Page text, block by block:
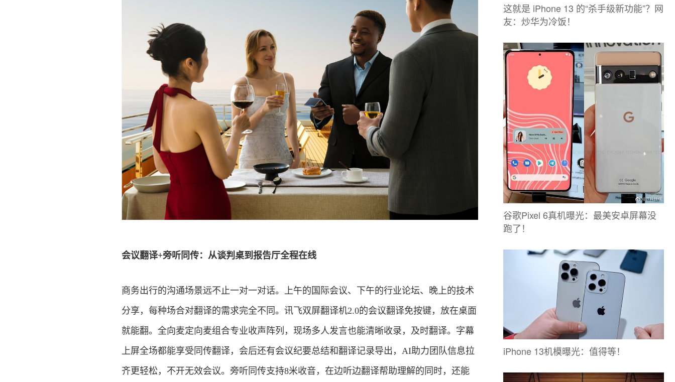
会议翻译+旁听同传：从谈判桌到报告厅全程在线
商务出行的沟通场景远不止一对一对话。上午的国际会议、下午的行业论坛、晚上的技术
分享，每种场合对翻译的需求完全不同。讯飞双屏翻译机2.0的会议翻译免按键，放在桌面
就能翻。全向麦定向麦组合专业收声阵列，现场多人发言也能清晰收录，及时翻译。字幕
上屏全场都能享受同传翻译，会后还有会议纪要总结和翻译记录导出，AI助力团队信息拉
齐更轻松，不开无效会议。旁听同传支持8米收音，在边听边翻译帮助理解的同时，还能
这就是 iPhone 13 的“杀手级新功能”？网
友：炒华为冷饭！
谷歌Pixel 6真机曝光：最美安卓屏幕没
跑了！
iPhone 13机模曝光：值得等！